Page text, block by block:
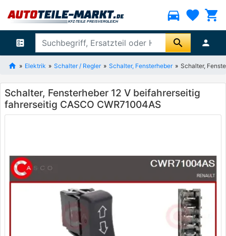
directions_car favorite shopping_cart
ballot search person
Elektrik Schalter / Regler Schalter, Fensterheber Schalter,
Schalter, Fensterheber 12 V beifahrerseitig
fahrerseitig CASCO CWR71004AS